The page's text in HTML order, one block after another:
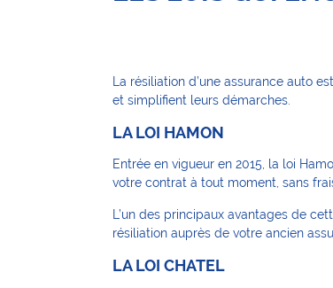
La résiliation d’une assurance auto
et simplifient leurs démarches.
LA LOI HAMON
Entrée en vigueur en 2015, la loi
votre contrat à tout moment, sans
L’un des principaux avantages de
résiliation auprès de votre ancien
LA LOI CHATEL